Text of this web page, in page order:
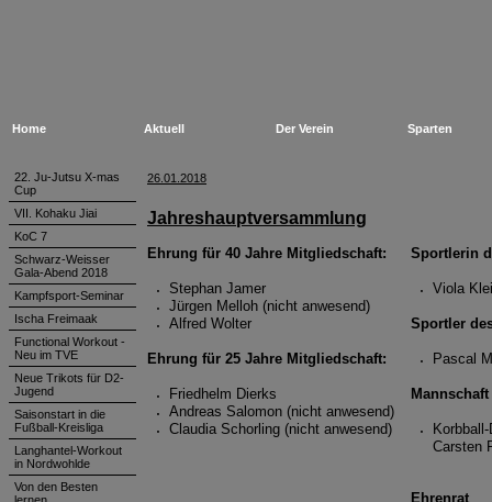
Home Aktuell Der Verein Sparten
26.01.2018
Jahreshauptversammlung
Ehrung für 40 Jahre Mitgliedschaft:
Stephan Jamer
Jürgen Melloh (nicht anwesend)
Alfred Wolter
Ehrung für 25 Jahre Mitgliedschaft:
Friedhelm Dierks
Andreas Salomon (nicht anwesend)
Claudia Schorling (nicht anwesend)
Sportlerin
Viola
Sportler
Pascal
Carsten
Ehrenrat
22. Ju-Jutsu X-mas
Cup
VII. Kohaku Jiai
KoC 7
Schwarz-Weisser
Gala-Abend 2018
Kampfsport-Seminar
Ischa Freimaak
Functional Workout -
Neu im TVE
Neue Trikots für D2-
Jugend
Saisonstart in die
Fußball-Kreisliga
Langhantel-Workout
in Nordwohlde
Von den Besten